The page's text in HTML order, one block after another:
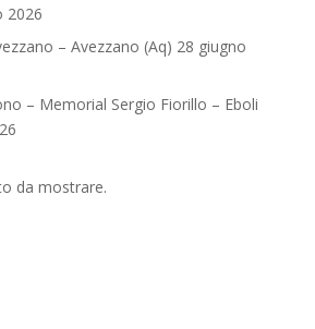
2026
– Avezzano (Aq) 28 giugno
– Memorial Sergio Fiorillo – Eboli
da mostrare.